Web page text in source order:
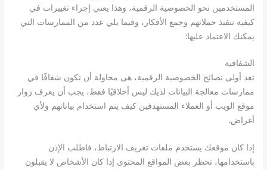
المستخدمين نحو الخصوصية الرقمية، وهذا يعني إجراء تغييرات في
كيفية تنفيذ حملاتهم وجمع الأفكار، وفيما يلي عدد من الممارسات التي
يمكنك الاعتماد عليها:
الشفافية
تعد أولى نصائح الخصوصية الرقمية، هى محاولة أن تكون شفافًا في
ممارسات معالجة البيانات لديك ليس أخلاقيًا فقط، يجب أن يعرف زوار
موقع الويب أو العملاء المستهدفين كيف يتم استخدام بياناتهم ولأي
أغراض.
إذا كان موقعك يستخدم ملفات تعريف الارتباط، فاطلب الإذن
باستخدامها، تحظر بعض المواقع المحتوى إذا كان الأشخاص لا يقبلون